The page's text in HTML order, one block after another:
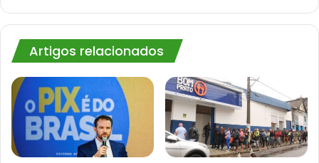
Artigos relacionados